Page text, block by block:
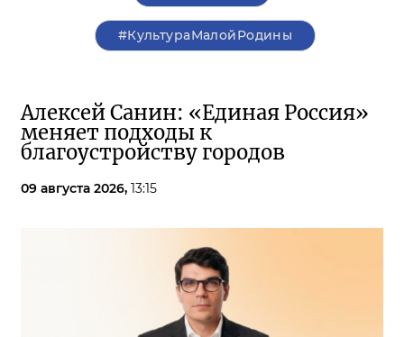
#КультураМалойРодины
Алексей Санин: «Единая Россия»
меняет подходы к
благоустройству городов
09 августа 2026, 13:15